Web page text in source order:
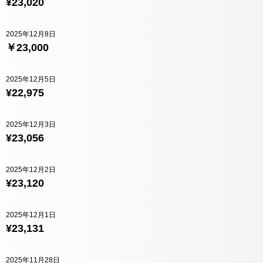
¥23,020
￥23,000
2025年12月8日
¥22,975
2025年12月5日
¥23,056
2025年12月3日
¥23,120
2025年12月2日
¥23,131
2025年12月1日
2025年11月28日